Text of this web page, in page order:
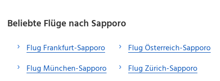
Beliebte Flüge nach Sapporo
Flug Frankfurt-Sapporo
Flug München-Sapporo
Flug Österreich-Sapporo
Flug Zürich-Sapporo